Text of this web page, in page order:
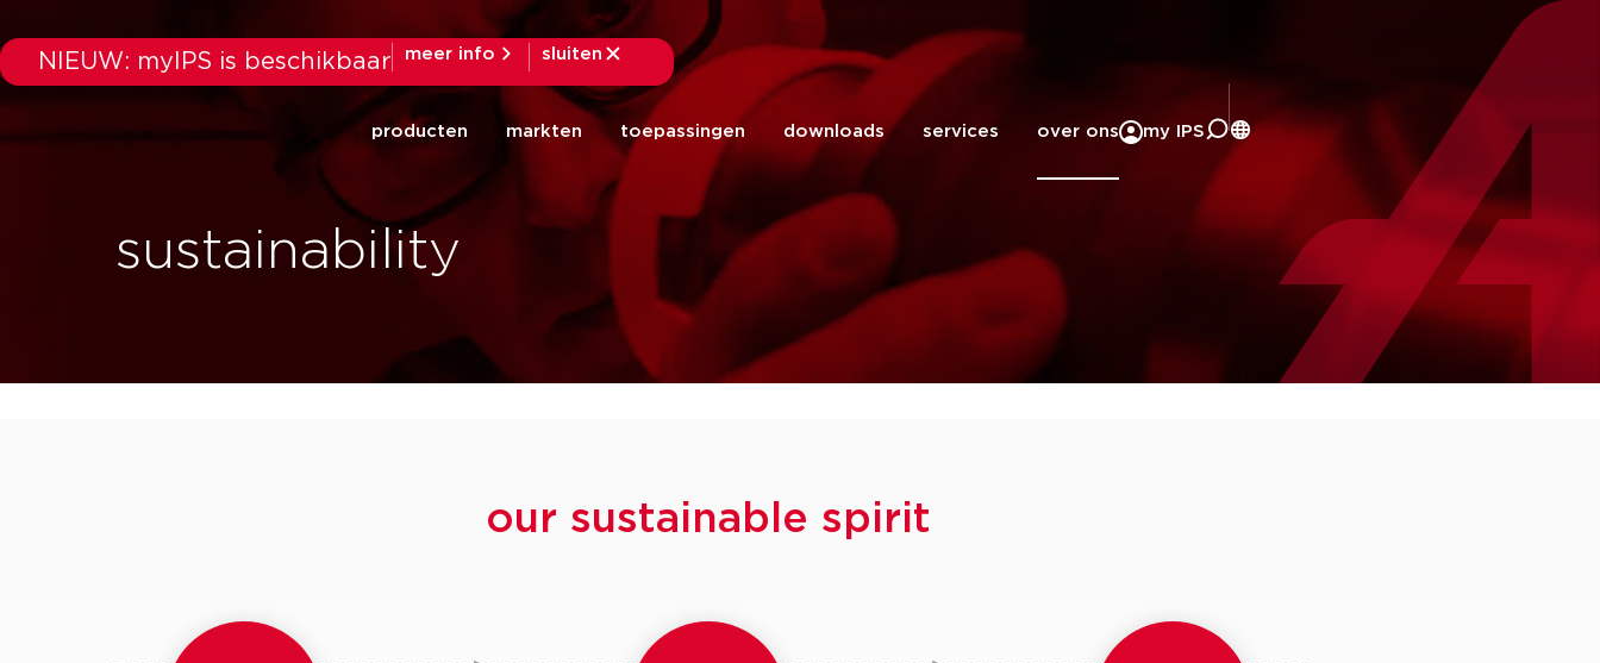
NIEUW: myIPS is beschikbaar meer info
sluiten
producten markten toepassingen downloads services over ons
sustainability
our sustainable spirit